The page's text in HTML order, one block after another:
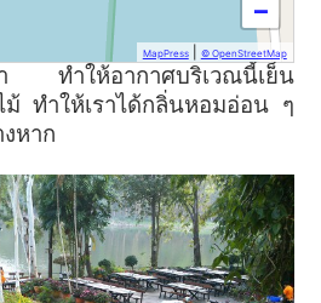
−
MapPress| © OpenStreetMap
ำ ทำให้อากาศบริเวณนี้เย็น
ทำให้เราได้กลิ่นหอมอ่อน ๆ
หาก